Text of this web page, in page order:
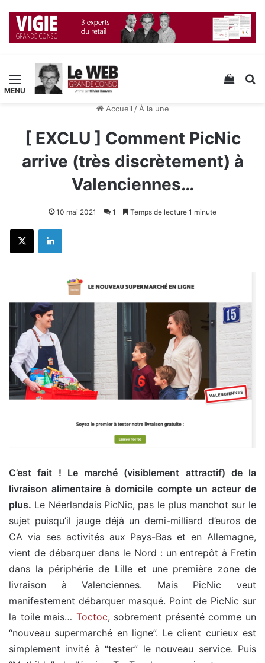
Menu Voir
Accueil / À la une
[ EXCLU ] Comment PicNic
arrive (très discrètement) à
Valenciennes…
10 mai 2021 1 Temps de lecture 1 minute
X Linkedin
C’est fait ! Le marché (visiblement attractif) de la
livraison alimentaire à domicile compte un acteur de
plus. Le Néerlandais PicNic, pas le plus manchot sur le
sujet puisqu’il jauge déjà un demi-milliard d’euros de
CA via ses activités aux Pays-Bas et en Allemagne,
vient de débarquer dans le Nord : un entrepôt à Fretin
dans la périphérie de Lille et une première zone de
livraison à Valenciennes. Mais PicNic veut
manifestement débarquer masqué. Point de PicNic sur
la toile mais… Toctoc, sobrement présenté comme un
“nouveau supermarché en ligne”. Le client curieux est
simplement invité à “tester” le nouveau service. Puis